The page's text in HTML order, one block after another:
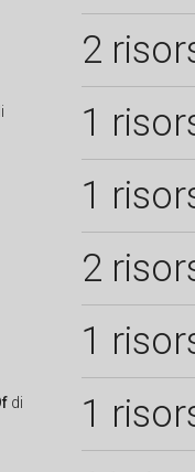
2
1
1
2
1
di 1